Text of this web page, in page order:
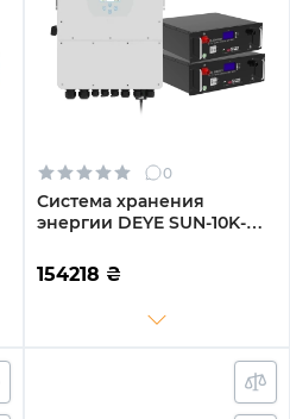
0
Система хранения
энергии DEYE SUN-10K-
10kW 10.24kWh 2BAT
LiFePO4 6500 циклов
154218 ₴